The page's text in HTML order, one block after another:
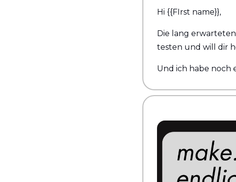
Hi {{FIrst name}},
Die lang
testen und will dir
Und ich habe noch